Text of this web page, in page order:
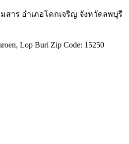
าร อำเภอโคกเจริญ จังหวัดลพบุรี
Lop Buri Zip Code: 15250